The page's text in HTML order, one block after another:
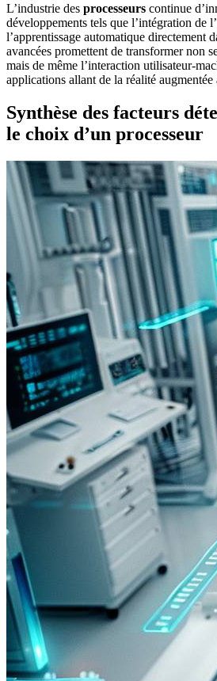
L’industrie des processeurs continue
développements tels que l’intégration de
l’apprentissage automatique directement
avancées promettent de transformer non
mais de même l’interaction utilisateur-
applications allant de la réalité
Synthèse des facteurs
le choix d’un processeur